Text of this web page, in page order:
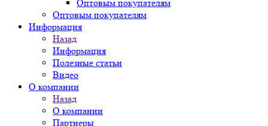
Оптовым покупателям
Оптовым покупателям
Информация
Назад
Информация
Полезные статьи
Видео
О компании
Назад
О компании
Партнеры